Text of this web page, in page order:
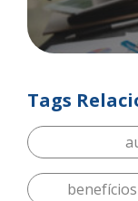
Tags